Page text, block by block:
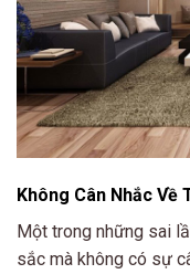
Không Cân Nhắc Về
Một trong những sai
sắc mà không có sự